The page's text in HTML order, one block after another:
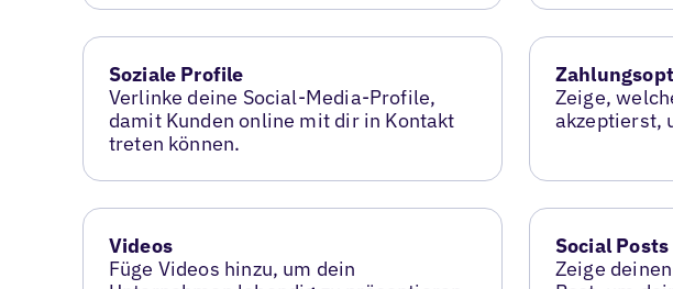
Soziale Profile
Verlinke deine Social-Media-Profile,
damit Kunden online mit dir in Kontakt
treten können.
Zeige,
akzeptierst,
Videos
Füge Videos hinzu, um dein
Social Posts
Zeige